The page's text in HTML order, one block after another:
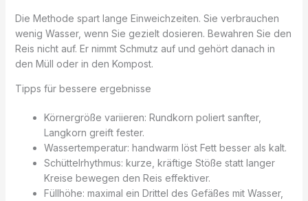
Die Methode spart lange Einweichzeiten. Sie verbrauchen
wenig Wasser, wenn Sie gezielt dosieren. Bewahren Sie den
Reis nicht auf. Er nimmt Schmutz auf und gehört danach in
den Müll oder in den Kompost.
Tipps für bessere ergebnisse
Körnergröße variieren: Rundkorn poliert sanfter,
Langkorn greift fester.
Wassertemperatur: handwarm löst Fett besser als kalt.
Schüttelrhythmus: kurze, kräftige Stöße statt langer
Kreise bewegen den Reis effektiver.
Füllhöhe: maximal ein Drittel des Gefäßes mit Wasser,